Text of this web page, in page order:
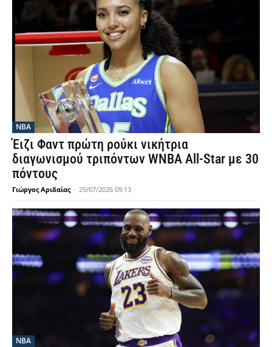
NBA
Έιζι Φαντ πρώτη ρούκι νικήτρια
διαγωνισμού τριπόντων WNBA All-Star με 30
πόντους
Γιώργος Αριδαίας - 25/07/2026 09:13
NBA